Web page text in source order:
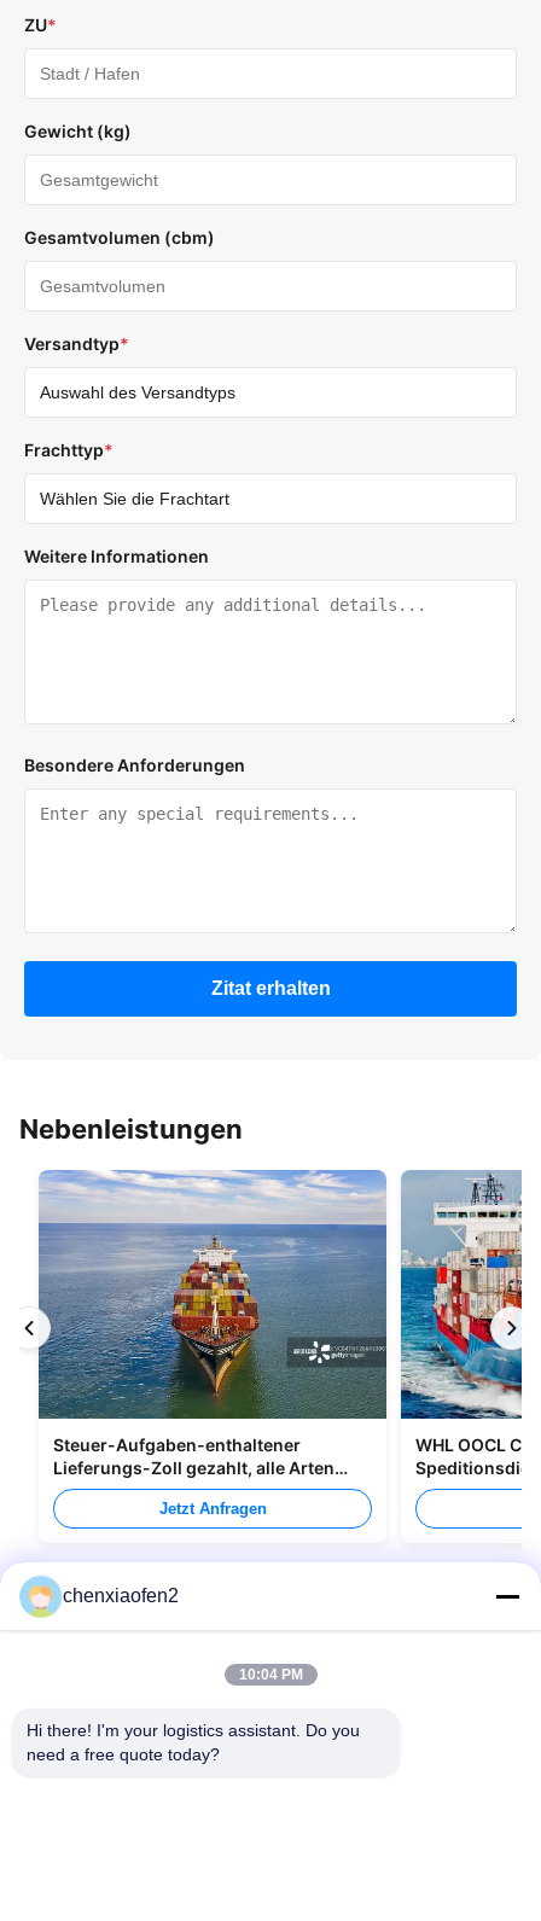
ZU*
Gewicht (kg)
Gesamtvolumen (cbm)
Versandtyp*
Frachttyp*
Weitere Informationen
Besondere Anforderungen
Zitat erhalten
Nebenleistungen
Steuer-Aufgaben-enthaltener
Lieferungs-Zoll gezahlt, alle Arten
Verpacken versendend
Jetzt Anfragen
WHL OOCL
nach Kanada
chenxiaofen2
10:04 PM
Hi there! I'm your logistics assistant. Do you
need a free quote today?